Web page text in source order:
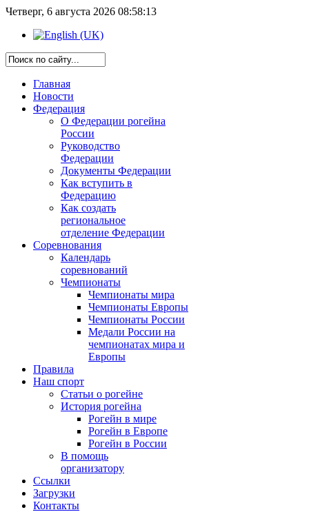
Четверг, 6 августа 2026 08:58:13
Главная
Новости
Федерация
О Федерации рогейна
России
Руководство
Федерации
Документы Федерации
Как вступить в
Федерацию
Как создать
региональное
отделение Федерации
Соревнования
Календарь
соревнований
Чемпионаты
Чемпионаты мира
Чемпионаты Европы
Чемпионаты России
Медали России на
чемпионатах мира и
Европы
Правила
Наш спорт
Статьи о рогейне
История рогейна
Рогейн в мире
Рогейн в Европе
Рогейн в России
В помощь
организатору
Ссылки
Загрузки
Контакты